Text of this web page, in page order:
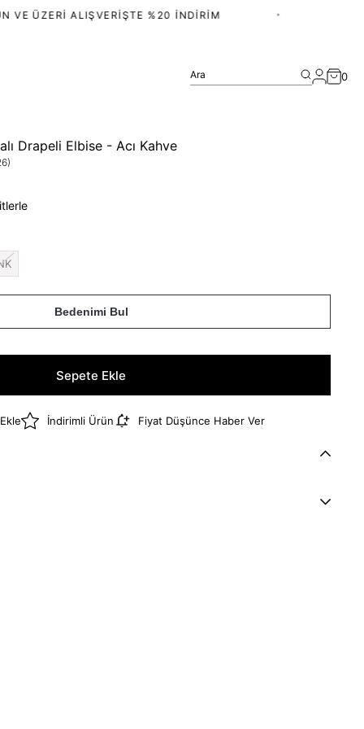
ÜZERI ALIŞVERIŞTE %20 İNDIRIM
Ara 0
Drapeli Elbise - Acı Kahve
Bedenimi Bul
İndirimli Ürün Fiyat Düşünce Haber Ver